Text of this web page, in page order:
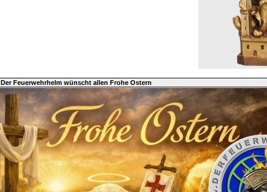
Der Feuerwehrhelm wünscht allen Frohe Ostern